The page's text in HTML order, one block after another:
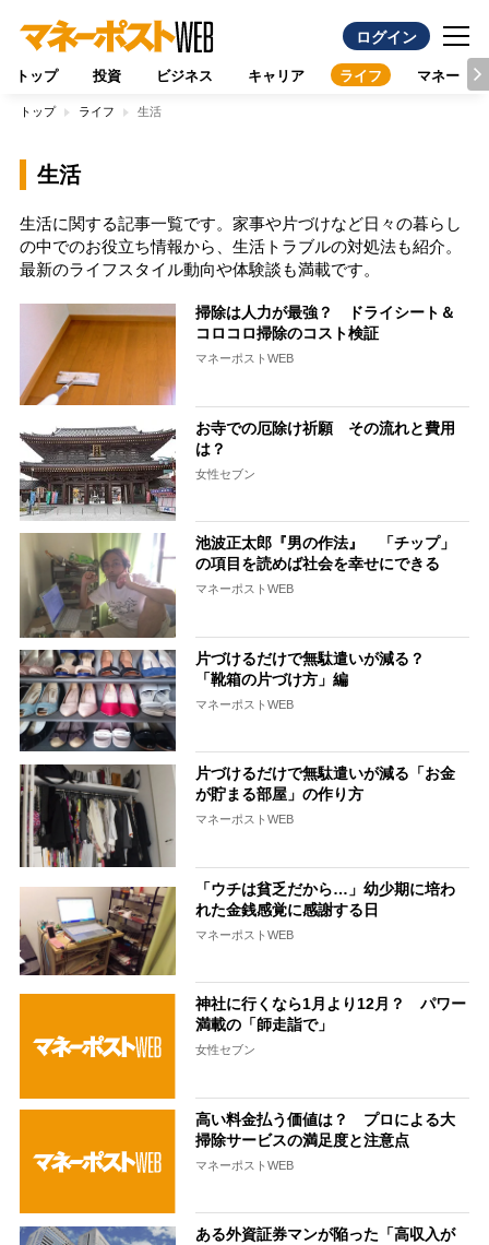
ログイン
トップ 投資 ビジネス キャリア ライフ マネー
トップ ライフ 生活
生活
生活に関する記事一覧です。家事や片づけなど日々の暮らし
の中でのお役立ち情報から、生活トラブルの対処法も紹介。
最新のライフスタイル動向や体験談も満載です。
掃除は人力が最強？ ドライシート＆
コロコロ掃除のコスト検証
マネーポストWEB
お寺での厄除け祈願 その流れと費用
は？
女性セブン
池波正太郎『男の作法』 「チップ」
の項目を読めば社会を幸せにできる
マネーポストWEB
片づけるだけで無駄遣いが減る？
「靴箱の片づけ方」編
マネーポストWEB
片づけるだけで無駄遣いが減る「お金
が貯まる部屋」の作り方
マネーポストWEB
「ウチは貧乏だから…」幼少期に培わ
れた金銭感覚に感謝する日
マネーポストWEB
神社に行くなら1月より12月？ パワー
満載の「師走詣で」
女性セブン
高い料金払う価値は？ プロによる大
掃除サービスの満足度と注意点
マネーポストWEB
ある外資証券マンが陥った「高収入が